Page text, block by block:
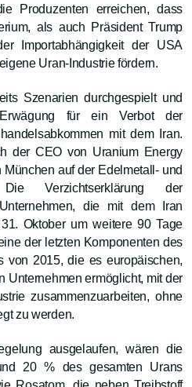
Produzenten erreichen, dass
als auch Präsident Trump
Importabhängigkeit der USA
Uran-Industrie fördern.
Szenarien durchgespielt und
für ein Verbot der
mit dem Iran.
der CEO von Uranium Energy
auf der Edelmetall- und
Verzichtserklärung der
die mit dem Iran
Oktober um weitere 90 Tage
der letzten Komponenten des
von 2015, die es europäischen,
Unternehmen ermöglicht, mit der
zusammenzuarbeiten, ohne
zu werden.
ausgelaufen, wären die
20 % des gesamten Urans